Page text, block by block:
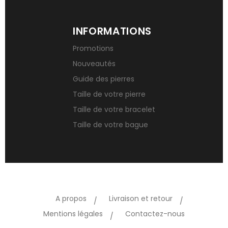
INFORMATIONS
Promotions
Nouveautés
Guide des pierres
Taille de votre pierre
Taille de votre bracelet
Taille de votre bague
A propos
Livraison et retour
Mentions légales
Contactez-nous